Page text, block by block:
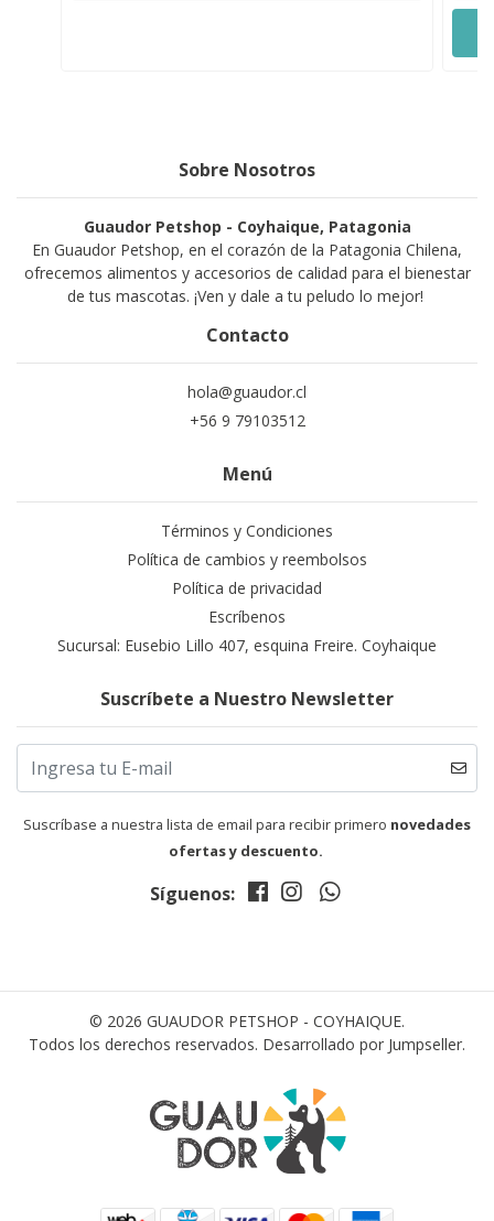
Sobre Nosotros
Guaudor Petshop - Coyhaique, Patagonia
En Guaudor Petshop, en el corazón de la Patagonia Chilena,
ofrecemos alimentos y accesorios de calidad para el bienestar
de tus mascotas. ¡Ven y dale a tu peludo lo mejor!
Contacto
hola@guaudor.cl
+56 9 79103512
Menú
Términos y Condiciones
Política de cambios y reembolsos
Política de privacidad
Escríbenos
Sucursal: Eusebio Lillo 407, esquina Freire. Coyhaique
Suscríbete a Nuestro Newsletter
Suscríbase a nuestra lista de email para recibir primero novedades
ofertas y descuento.
Síguenos:
© 2026 GUAUDOR PETSHOP - COYHAIQUE.
Todos los derechos reservados. Desarrollado por Jumpseller.